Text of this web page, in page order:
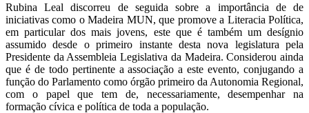
Rubina Leal discorreu de seguida sobre a importância de de
iniciativas como o Madeira MUN, que promove a Literacia Política,
em particular dos mais jovens, este que é também um desígnio
assumido desde o primeiro instante desta nova legislatura pela
Presidente da Assembleia Legislativa da Madeira. Considerou ainda
que é de todo pertinente a associação a este evento, conjugando a
função do Parlamento como órgão primeiro da Autonomia Regional,
com o papel que tem de, necessariamente, desempenhar na
formação cívica e política de toda a população.